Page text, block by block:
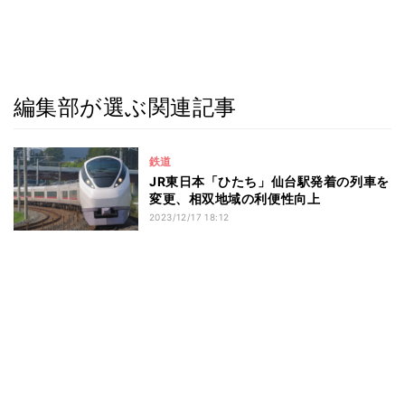
編集部が選ぶ関連記事
鉄道
JR東日本「ひたち」仙台駅発着の列車を
変更、相双地域の利便性向上
2023/12/17 18:12